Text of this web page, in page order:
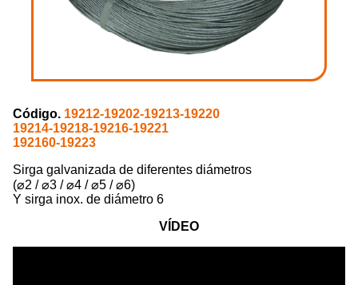
Código. 19212-19202-19213-19220
19214-19218-19216-19221
192160-19223
Sirga galvanizada de diferentes diámetros
(⌀2 / ⌀3 / ⌀4 / ⌀5 / ⌀6)
Y sirga inox. de diámetro 6
VÍDEO